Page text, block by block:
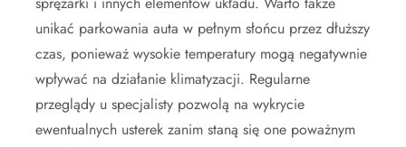
unikać parkowania auta w pełnym słońcu przez dłuższy
czas, ponieważ wysokie temperatury mogą negatywnie
wpływać na działanie klimatyzacji. Regularne
przeglądy u specjalisty pozwolą na wykrycie
ewentualnych usterek zanim staną się one poważnym